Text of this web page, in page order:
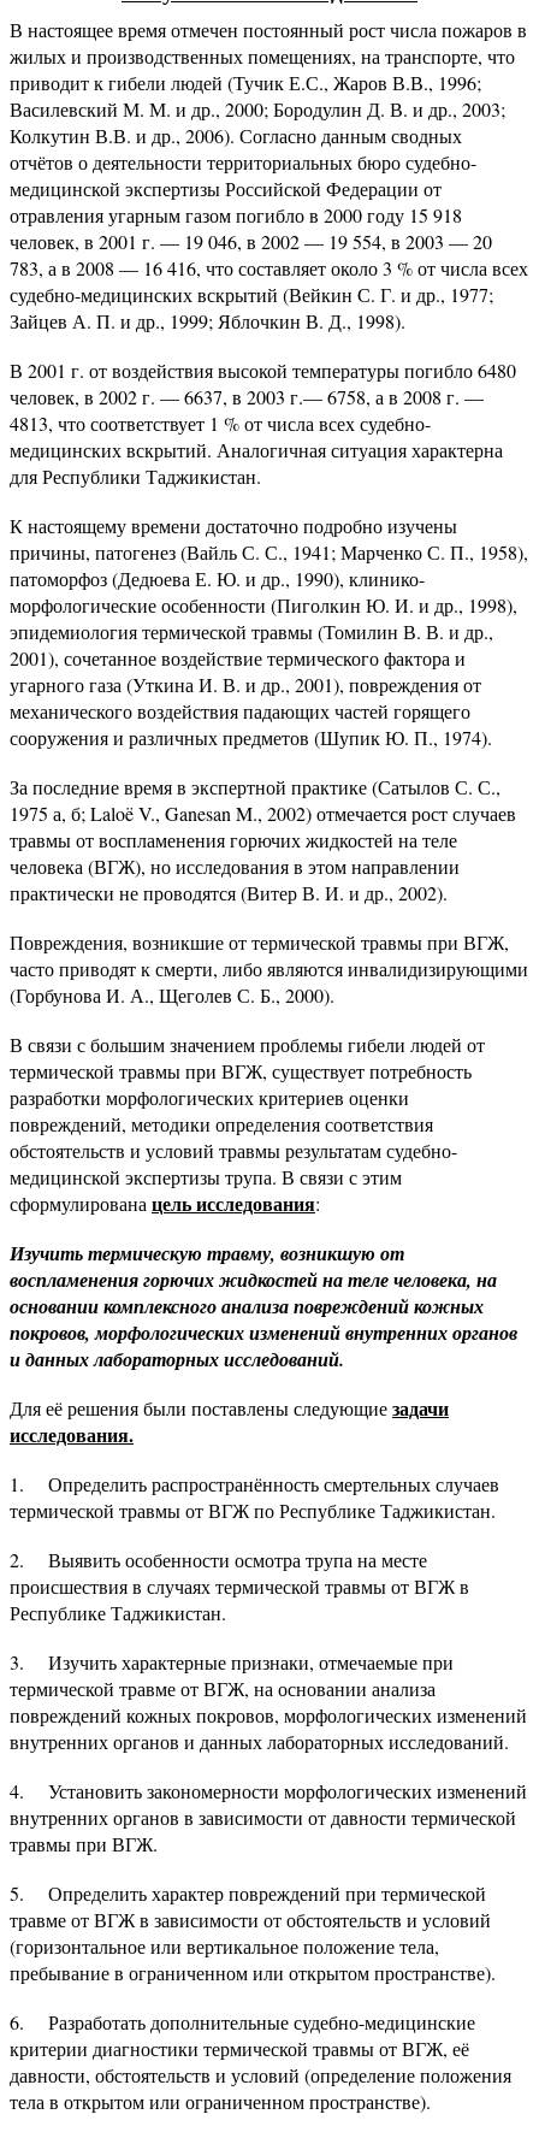
В настоящее время отмечен постоянный рост числа пожаров в
жилых и производственных помещениях, на транспорте, что
приводит к гибели людей (Тучик Е.С., Жаров В.В., 1996;
Василевский М. М. и др., 2000; Бородулин Д. В. и др., 2003;
Колкутин В.В. и др., 2006). Согласно данным сводных
отчётов о деятельности территориальных бюро судебно-
медицинской экспертизы Российской Федерации от
отравления угарным газом погибло в 2000 году 15 918
человек, в 2001 г. — 19 046, в 2002 — 19 554, в 2003 — 20
783, а в 2008 — 16 416, что составляет около 3 % от числа всех
судебно-медицинских вскрытий (Вейкин С. Г. и др., 1977;
Зайцев А. П. и др., 1999; Яблочкин В. Д., 1998).
В 2001 г. от воздействия высокой температуры погибло 6480
человек, в 2002 г. — 6637, в 2003 г.— 6758, а в 2008 г. —
4813, что соответствует 1 % от числа всех судебно-
медицинских вскрытий. Аналогичная ситуация характерна
для Республики Таджикистан.
К настоящему времени достаточно подробно изучены
причины, патогенез (Вайль С. С., 1941; Марченко С. П., 1958),
патоморфоз (Дедюева Е. Ю. и др., 1990), клинико-
морфологические особенности (Пиголкин Ю. И. и др., 1998),
эпидемиология термической травмы (Томилин В. В. и др.,
2001), сочетанное воздействие термического фактора и
угарного газа (Уткина И. В. и др., 2001), повреждения от
механического воздействия падающих частей горящего
сооружения и различных предметов (Шупик Ю. П., 1974).
За последние время в экспертной практике (Сатылов С. С.,
1975 а, б; Laloë V., Ganesan M., 2002) отмечается рост случаев
травмы от воспламенения горючих жидкостей на теле
человека (ВГЖ), но исследования в этом направлении
практически не проводятся (Витер В. И. и др., 2002).
Повреждения, возникшие от термической травмы при ВГЖ,
часто приводят к смерти, либо являются инвалидизирующими
(Горбунова И. А., Щеголев С. Б., 2000).
В связи с большим значением проблемы гибели людей от
термической травмы при ВГЖ, существует потребность
разработки морфологических критериев оценки
повреждений, методики определения соответствия
обстоятельств и условий травмы результатам судебно-
медицинской экспертизы трупа. В связи с этим
сформулирована цель исследования:
Изучить термическую травму, возникшую от
воспламенения горючих жидкостей на теле человека, на
основании комплексного анализа повреждений кожных
покровов, морфологических изменений внутренних органов
и данных лабораторных исследований.
Для её решения были поставлены следующиезадачи
исследования.
1. Определить распространённость смертельных случаев
термической травмы от ВГЖ по Республике Таджикистан.
2. Выявить особенности осмотра трупа на месте
происшествия в случаях термической травмы от ВГЖ в
Республике Таджикистан.
3. Изучить характерные признаки, отмечаемые при
термической травме от ВГЖ, на основании анализа
повреждений кожных покровов, морфологических изменений
внутренних органов и данных лабораторных исследований.
4. Установить закономерности морфологических изменений
внутренних органов в зависимости от давности термической
травмы при ВГЖ.
5. Определить характер повреждений при термической
травме от ВГЖ в зависимости от обстоятельств и условий
(горизонтальное или вертикальное положение тела,
пребывание в ограниченном или открытом пространстве).
6. Разработать дополнительные судебно-медицинские
критерии диагностики термической травмы от ВГЖ, её
давности, обстоятельств и условий (определение положения
тела в открытом или ограниченном пространстве).